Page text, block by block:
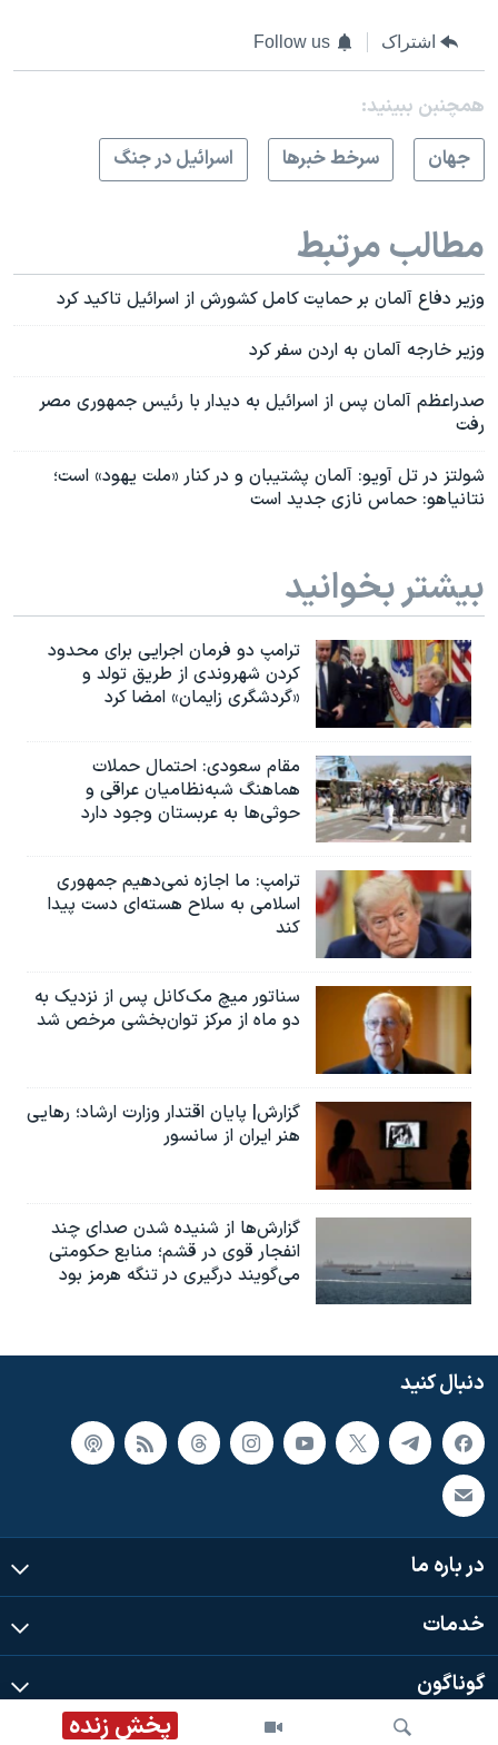
پخش زنده
اشتراک Follow us
همچنبن ببینید:
جهان
سرخط خبرها اسرائیل در جنگ
مطالب مرتبط
وزیر دفاع آلمان بر حمایت کامل کشورش از اسرائیل تاکید کرد
وزير خارجه آلمان به اردن سفر کرد
صدراعظم آلمان پس از اسرائیل به دیدار با رئیس جمهوری مصر
رفت
شولتز در تل آویو: آلمان پشتیبان و در کنار «ملت یهود» است؛‌
نتانیاهو: حماس نازی جدید است
بیشتر بخوانید
ترامپ دو فرمان اجرایی برای محدود
کردن شهروندی از طریق تولد و
«گردشگری زایمان» امضا کرد
مقام سعودی: احتمال حملات
هماهنگ شبه‌نظامیان عراقی و
حوثی‌ها به عربستان وجود دارد
ترامپ: ما اجازه نمی‌دهیم جمهوری
اسلامی به سلاح هسته‌ای دست پیدا
کند
سناتور میچ مک‌کانل پس از نزدیک به
دو ماه از مرکز توان‌بخشی مرخص شد
گزارش| پایان اقتدار وزارت ارشاد؛ رهایی
هنر ایران از سانسور
گزارش‌ها از شنیده شدن صدای چند
انفجار قوی در قشم؛ منابع حکومتی
می‌گویند درگیری در تنگه هرمز بود
دنبال کنید
در باره ما
خدمات
گوناگون